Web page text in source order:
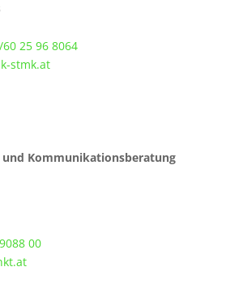
25 96 8064
stmk.at
und Kommunikationsberatung
00